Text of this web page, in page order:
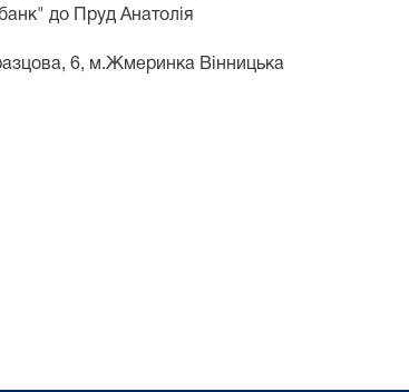
до Пруд Анатолія
6, м.Жмеринка Вінницька